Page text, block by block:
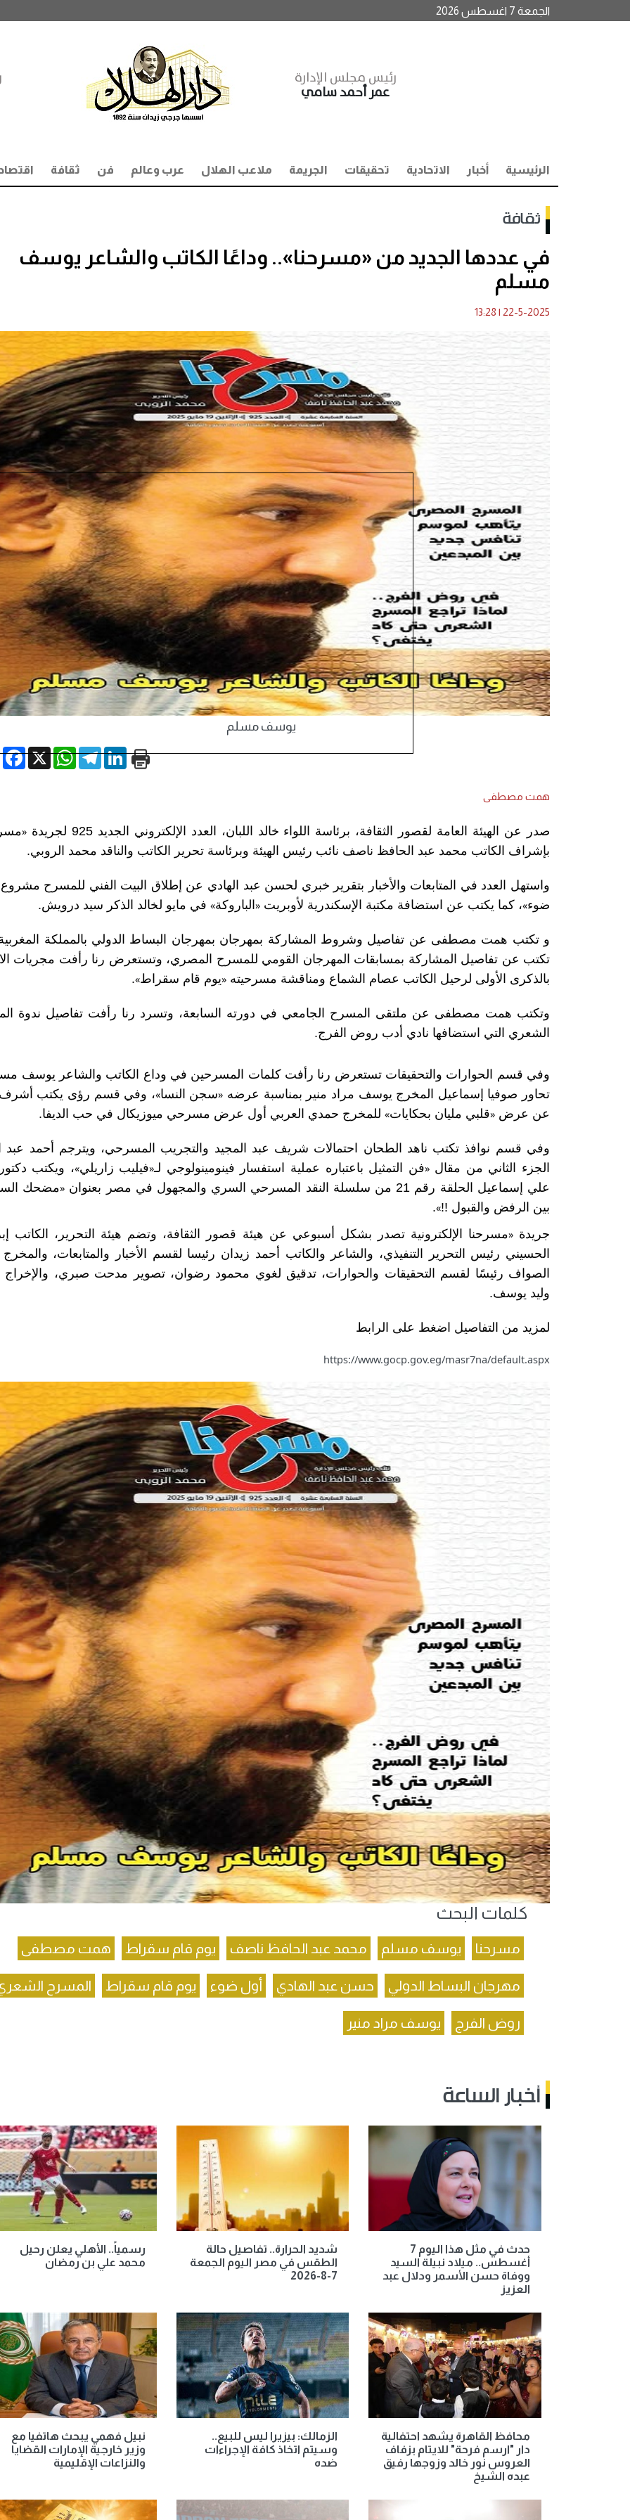
الجمعة 7 اغسطس 2026
رئيس مجلس الإدارة
عمر أحمد سامي
الرئيسية أخبار الاتحادية تحقيقات الجريمة ملاعب الهلال عرب وعالم فن ثقافة
ثقافة
في عددها الجديد من «مسرحنا».. وداعًا الكاتب والشاعر يوسف
مسلم
22-5-2025
|
13:28
يوسف مسلم
X
WhatsApp
TelegramLinkedIn
همت مصطفى
صدر عن الهيئة العامة لقصور الثقافة، برئاسة اللواء خالد اللبان، العدد الإلكتروني الجديد 925 لجريدة «
بإشراف الكاتب محمد عبد الحافظ ناصف نائب رئيس الهيئة وبرئاسة تحرير الكاتب والناقد محمد الروبي.
واستهل العدد في المتابعات والأخبار بتقرير خبري لحسن عبد الهادي عن إطلاق البيت الفني للمسرح
ضوء»، كما يكتب عن استضافة مكتبة الإسكندرية لأوبريت « الباروكة» في مايو لخالد الذكر سيد درويش.
و تكتب همت مصطفى عن تفاصيل وشروط المشاركة بمهرجان بمهرجان البساط الدولي بالمملكة
تكتب عن تفاصيل المشاركة بمسابقات المهرجان القومي للمسرح المصري، وتستعرض رنا رأفت مجريات
بالذكرى الأولى لرحيل الكاتب عصام الشماع ومناقشة مسرحيته «يوم قام سقراط»
.
وتكتب همت مصطفى عن ملتقى المسرح الجامعي في دورته السابعة، وتسرد رنا رأفت تفاصيل ندوة
الشعري التي استضافها نادي أدب روض الفرج.
وفي قسم الحوارات والتحقيقات تستعرض رنا رأفت كلمات المسرحين في وداع الكاتب والشاعر يوسف
تحاور صوفيا إسماعيل المخرج يوسف مراد منير بمناسبة عرضه «سجن النسا»، وفي قسم رؤى يكتب أشرف
عن عرض «قلبي مليان بحكايات» للمخرج حمدي العربي أول عرض مسرحي ميوزيكال في حب الديفا.
وفي قسم نوافذ تكتب ناهد الطحان احتمالات شريف عبد المجيد والتجريب المسرحي، ويترجم أحمد عبد
الجزء الثاني من مقال«فن التمثيل باعتباره عملية استفسار فينومينولوجي لـ«فيليب زاريلي»، ويكتب
علي إسماعيل الحلقة رقم 21 من سلسلة النقد المسرحي السري والمجهول في مصر بعنوان
«مضحك
بين الرفض والقبول !!»
.
جريدة«مسرحنا الإلكترونية تصدر بشكل أسبوعي عن هيئة قصور الثقافة، وتضم هيئة التحرير، الكاتب
الحسيني رئيس التحرير التنفيذي، والشاعر والكاتب أحمد زيدان رئيسا لقسم الأخبار والمتابعات،
الصواف رئيسًا لقسم التحقيقات والحوارات، تدقيق لغوي محمود رضوان، تصوير مدحت صبري، والإخراج
وليد يوسف.
لمزيد من التفاصيل اضغط على الرابط
https://www.gocp.gov.eg/masr7na/default.aspx
كلمات البحث
مسرحنا يوسف مسلم محمد عبد الحافظ ناصف يوم قام سقراط همت مصطفى
مهرجان البساط الدولي حسن عبد الهادي أول ضوء يوم قام سقراط المسرح
روض الفرج يوسف مراد منير
أخبار الساعة
حدث في مثل هذا اليوم 7
أغسطس.. ميلاد نبيلة السيد
ووفاة حسن الأسمر ودلال عبد
العزيز
شديد الحرارة.. تفاصيل حالة
الطقس في مصر اليوم الجمعة
7-8-2026
رسمياً.. الأهلي يعلن رحيل
محمد علي بن رمضان
محافظ القاهرة يشهد احتفالية
دار "ارسم فرحة" للايتام بزفاف
العروس نور خالد وزوجها رفيق
عبده الشيخ
الزمالك: بيزيرا ليس للبيع..
وسيتم اتخاذ كافة الإجراءات
ضده
نبيل فهمي يبحث هاتفيا مع
وزير خارجية الإمارات القضايا
والنزاعات الإقليمية